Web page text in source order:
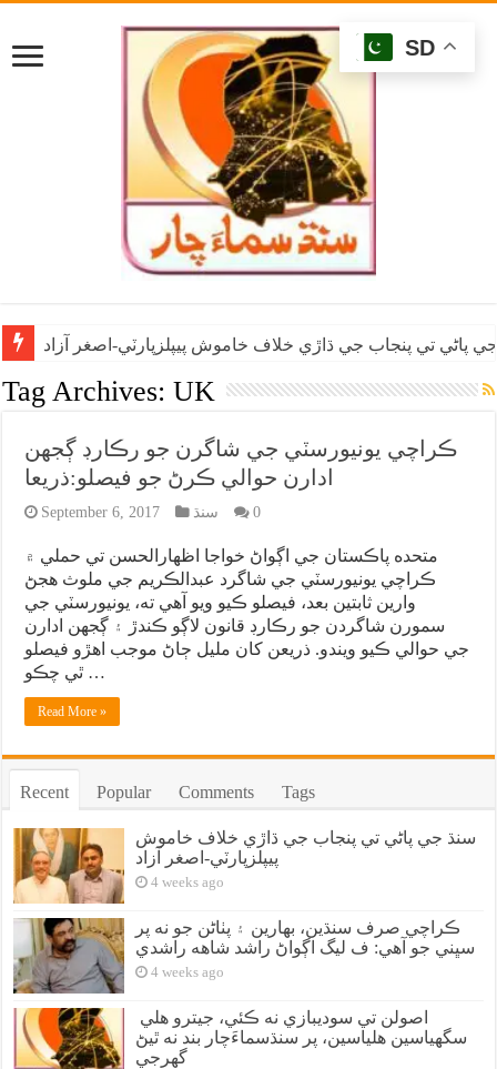
پاڻي تي پنجاب جي ڌاڙي خلاف خاموش پيپلزپارٽي-اصغر آزاد
Tag Archives:UK
ڪراچي يونيورسٽي جي شاگرن جو رڪارڊ ڳجهن
ادارن حوالي ڪرڻ جو فيصلو:ذريعا
September 6, 2017 سنڌ 0
متحده پاڪستان جي اڳواڻ خواجا اظهارالحسن تي حملي ۾
ڪراچي يونيورسٽي جي شاگرد عبدالڪريم جي ملوث هجڻ
وارين ثابتين بعد، فيصلو ڪيو ويو آهي ته، يونيورسٽي جي
سمورن شاگردن جو رڪارڊ قانون لاڳو ڪندڙ ۽ ڳجهن ادارن
جي حوالي ڪيو ويندو. ذريعن کان مليل ڄاڻ موجب اهڙو فيصلو
ٿي چڪو …
Read More »
Recent Popular Comments Tags
سنڌ جي پاڻي تي پنجاب جي ڌاڙي خلاف خاموش
پيپلزپارٽي-اصغر آزاد
4 weeks ago
ڪراچي صرف سنڌين، بهارين ۽ پٺاڻن جو نه پر
سڀني جو آهي: ف ليگ اڳواڻ راشد شاهه راشدي
4 weeks ago
سگهياسين هلياسين، پر سنڌسماءَچار بند نه ٿيڻ
گهرجي
SD